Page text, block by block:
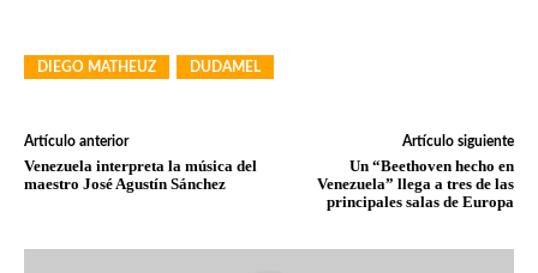
DIEGO MATHEUZ DUDAMEL
Artículo anterior
Venezuela interpreta la música del
maestro José Agustín Sánchez
Artículo siguiente
Un “Beethoven hecho en
Venezuela” llega a tres de las
principales salas de Europa